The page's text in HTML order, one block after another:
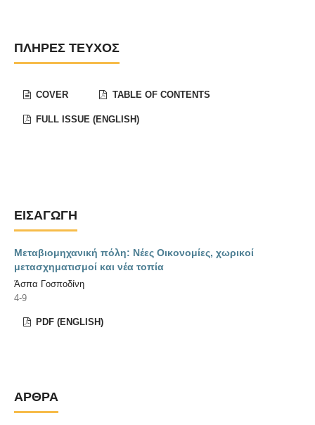
ΠΛΉΡΕΣ ΤΕΎΧΟΣ
COVER TABLE OF CONTENTS
FULL ISSUE (ENGLISH)
ΕΙΣΑΓΩΓΉ
Μεταβιομηχανική πόλη: Νέες Οικονομίες, χωρικοί
μετασχηματισμοί και νέα τοπία
Άσπα Γοσποδίνη
4-9
PDF (ENGLISH)
ΆΡΘΡΑ